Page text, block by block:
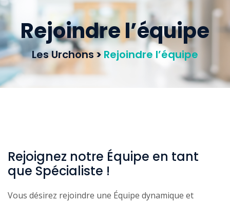
Rejoindre l’équipe
Les Urchons> Rejoindre l’équipe
Rejoignez notre Équipe en tant
que Spécialiste !
Vous désirez rejoindre une Équipe dynamique et